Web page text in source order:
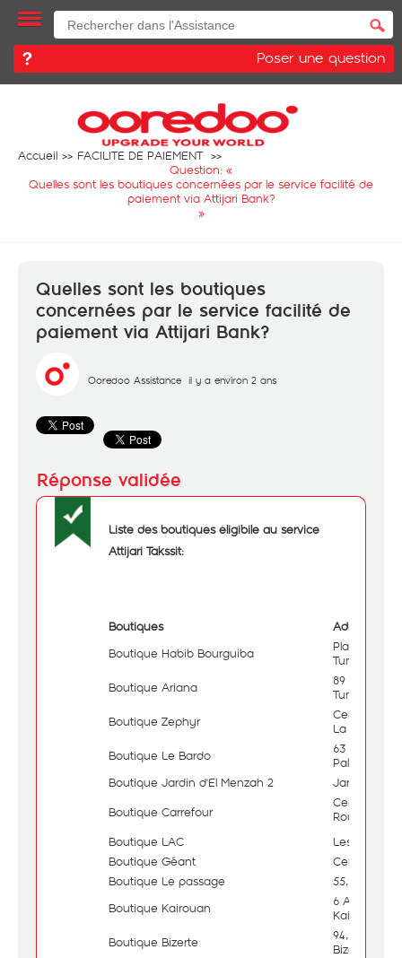
Poser une question
Accueil
FACILITE DE PAIEMENT
Question: «
Quelles sont les boutiques concernées par le service facilité de
paiement via Attijari Bank?
»
Quelles sont les boutiques
concernées par le service facilité de
paiement via Attijari Bank?
Ooredoo Assistance il y a environ 2 ans
Liste des boutiques éligibile au service
Attijari Takssit:
Boutiques
Adresses
Boutique Habib Bourguiba
Place de
Tunis
Boutique Ariana
89 Avenue
Tunis
Boutique Zephyr
Centre
La Marsa
Boutique Le Bardo
63 Avenue
Palace
Boutique Jardin d'El Menzah 2
Jardin d'El
Boutique Carrefour
Centre
Route de la
Boutique LAC
Les Jardins
Boutique Géant
Centre
Boutique Le passage
55, Avenue
Boutique Kairouan
6 Avenue
Kairouan
Boutique Bizerte
94, Avenue
Bizerte